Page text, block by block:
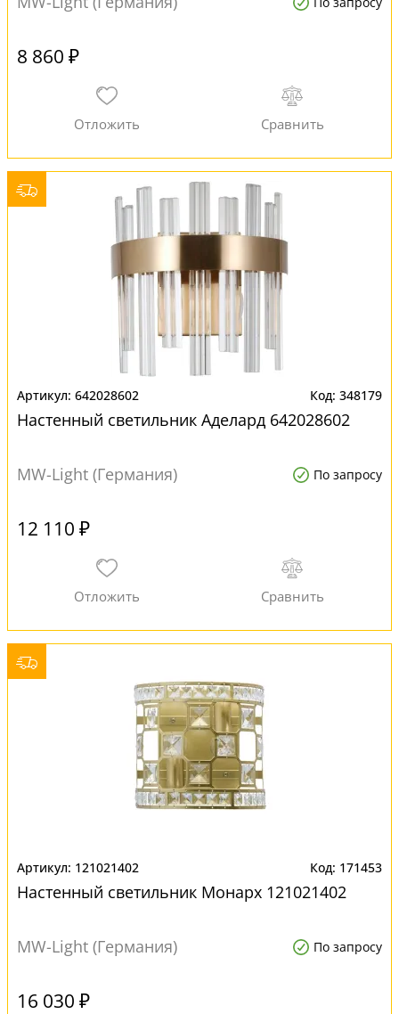
8 860 ₽
642028602 348179
Настенный светильник Аделард 642028602
MW-Light (Германия) По запросу
12 110 ₽
121021402 171453
Настенный светильник Монарх 121021402
MW-Light (Германия) По запросу
16 030 ₽